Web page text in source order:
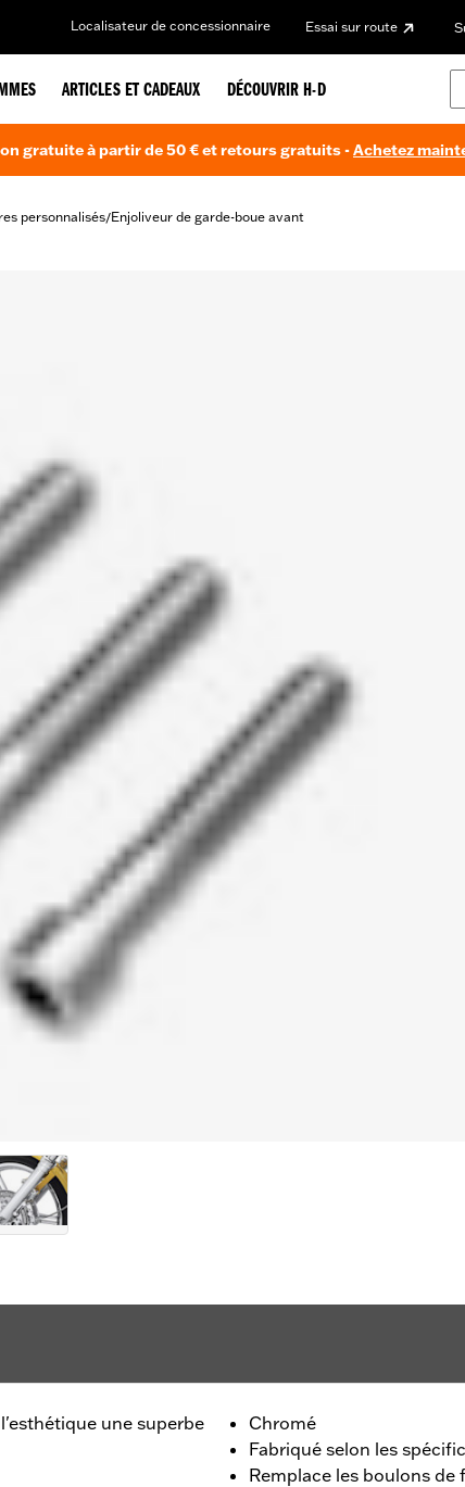
Localisateur de concessionnaire Essai sur route
ARTICLES ET CADEAUX DÉCOUVRIR H-D
gratuite à partir de 50 € et retours gratuits -Achetez
personnalisés/Enjoliveur de garde-boue avant
une superbe
Chromé
Fabriqué selon les
Remplace les boulons